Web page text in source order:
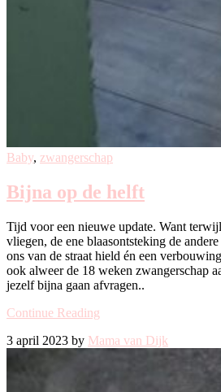
Baby, zwangerschap
Bijna op de helft
Tijd voor een nieuwe update. Want
vliegen, de ene blaasontsteking de
ons van de straat hield én een
ook alweer de 18 weken zwangerschap
jezelf bijna gaan afvragen..
Continue Reading
3 april 2023 by Mama van Dijk